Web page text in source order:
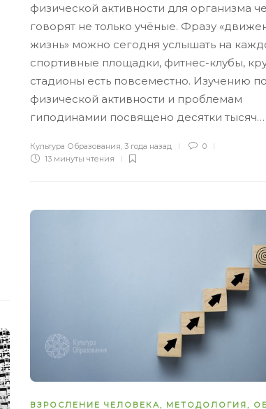
физической активности для организма
говорят не только учёные. Фразу
жизнь» можно сегодня услышать на
спортивные площадки, фитнес-клубы,
стадионы есть повсеместно. Изучению
физической активности и проблемам
гиподинамии посвящено десятки тысяч…
Культура Образования, 3 года назад
0
13 минуты чтения
ВЗРОСЛЕНИЕ ЧЕЛОВЕКА , МЕТОДОЛОГИЯ ,